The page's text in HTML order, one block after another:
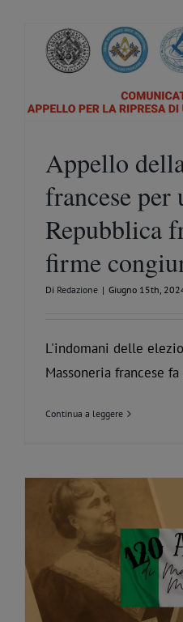
Appello
francese per
Repubblica
firme
Di Redazione | Giugno 15th,
L'indomani delle
Massoneria francese
Continua a leggere